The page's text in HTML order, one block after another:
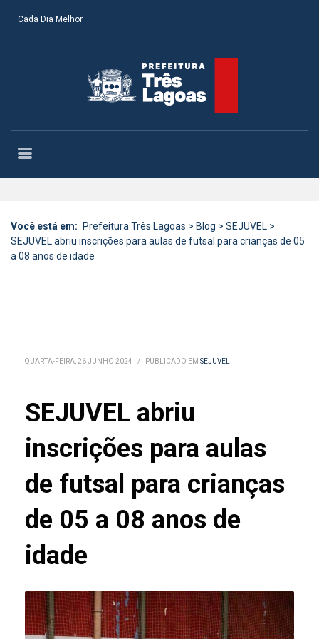
Cada Dia Melhor
Você está em: Prefeitura Três Lagoas > Blog > SEJUVEL >
SEJUVEL abriu inscrições para aulas de futsal para crianças de 05
a 08 anos de idade
QUARTA-FEIRA, 26 JUNHO 2024 / PUBLICADO EM SEJUVEL
SEJUVEL abriu
inscrições para aulas
de futsal para crianças
de 05 a 08 anos de
idade